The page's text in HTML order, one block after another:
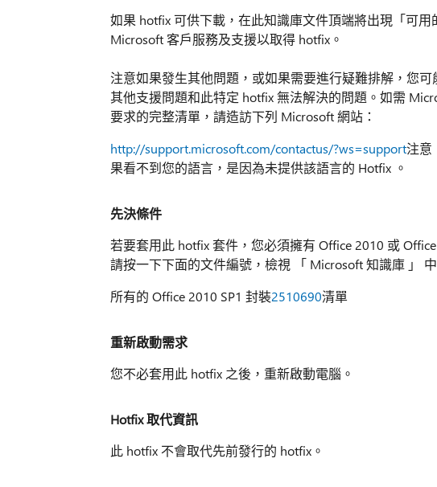
如果 hotfix 可供下載，在此知識庫文件頂端將出現「可
Microsoft 客戶服務及支援以取得 hotfix。
注意如果發生其他問題，或如果需要進行疑難排解，您
其他支援問題和此特定 hotfix 無法解決的問題。如需
要求的完整清單，請造訪下列 Microsoft 網站：
http://support.microsoft.com/contactus/?ws=support注意
果看不到您的語言，是因為未提供該語言的 Hotfix 。
先決條件
若要套用此 hotfix 套件，您必須擁有 Office 2010 或
請按一下下面的文件編號，檢視 「 Microsoft 知識庫 」 中
所有的 Office 2010 SP1 封裝2510690清單
重新啟動需求
您不必套用此 hotfix 之後，重新啟動電腦。
Hotfix 取代資訊
此 hotfix 不會取代先前發行的 hotfix。